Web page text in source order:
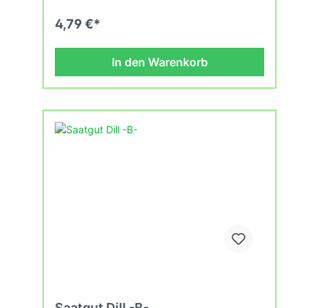
4,79 €*
In den Warenkorb